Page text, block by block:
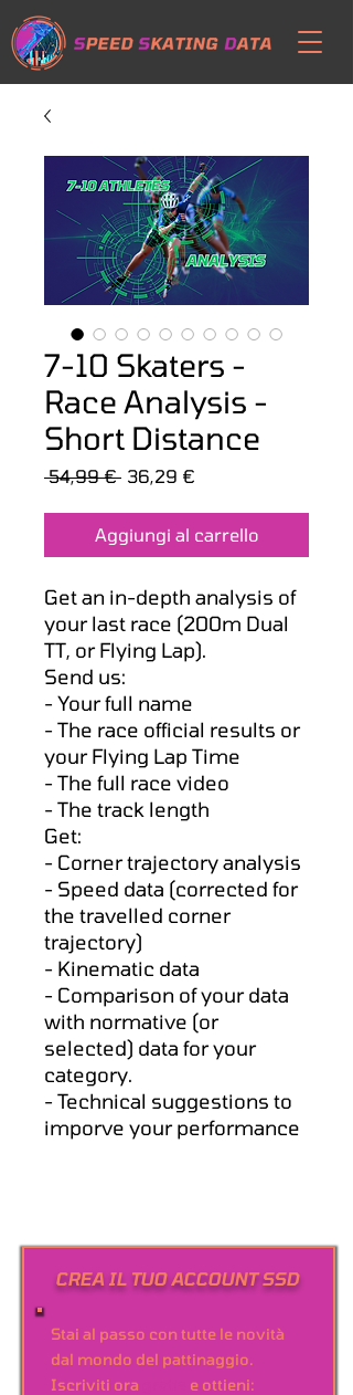
7-10 Skaters -
Race Analysis -
Short Distance
54,99 € Prezzo
36,29 €
Aggiungi al carrello
Get an in-depth analysis of
your last race (200m Dual
TT, or Flying Lap).
Send us:
- Your full name
- The race official results or
your Flying Lap Time
- The full race video
- The track length
Get:
- Corner trajectory analysis
- Speed data (corrected for
the travelled corner
trajectory)
- Kinematic data
- Comparison of your data
with normative (or
selected) data for your
category.
- Technical suggestions to
imporve your performance
CREA IL TUO ACCOUNT SSD
Stai al passo con tutte le novità
dal mondo del pattinaggio.
Iscriviti ora
e ottieni: